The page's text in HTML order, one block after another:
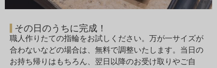
その日のうちに完成！
職人作りたての指輪をお試しください。万が一サイズが
合わないなどの場合は、無料で調整いたします。当日の
お持ち帰りはもちろん、翌日以降のお受け取りやご自